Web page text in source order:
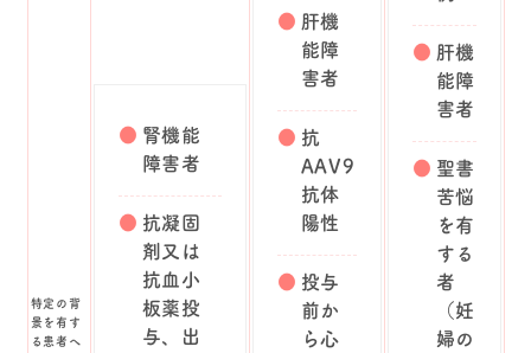
特定の背
景を有す
る患者へ
腎機能
障害者
抗凝固
剤又は
抗血小
板薬投
与、出
肝機
能障
害者
抗
AAV9
抗体
陽性
投与
前か
ら心
肝機
能障
害者
聖書
苦悩
を有
する
者
（妊
婦の